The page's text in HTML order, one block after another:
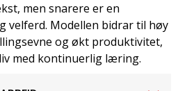
men snarere er en
velferd. Modellen bidrar til høy
og økt produktivitet,
med kontinuerlig læring.